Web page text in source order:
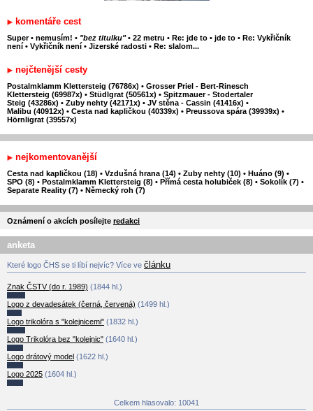
komentáře cest
Super • nemusím! • "bez titulku" • 22 metru • Re: jde to • jde to • Re: Vykřičník
není • Vykřičník není • Jizerské radosti • Re: slalom...
nejčtenější cesty
Postalmklamm Klettersteig (76786x) • Grosser Priel - Bert-Rinesch
Klettersteig (69987x) • Stüdlgrat (50561x) • Spitzmauer - Stodertaler
Steig (43286x) • Zuby nehty (42171x) • JV stěna - Cassin (41416x) •
Malibu (40912x) • Cesta nad kapličkou (40339x) • Preussova spára (39939x) •
Hörnligrat (39557x)
nejkomentovanější
Cesta nad kapličkou (18) • Vzdušná hrana (14) • Zuby nehty (10) • Huáno (9) •
SPO (8) • Postalmklamm Klettersteig (8) • Přímá cesta holubiček (8) • Sokolík (7) •
Separate Reality (7) • Německý roh (7)
Oznámení o akcích posílejte redakci
anketa
Které logo ČHS se ti líbí nejvíc? Více ve článku
Znak ČSTV (do r. 1989) (1844 hl.)
Logo z devadesátek (černá, červená) (1499 hl.)
Logo trikolóra s "kolejnicemi" (1832 hl.)
Logo Trikolóra bez "kolejnic" (1640 hl.)
Logo drátový model (1622 hl.)
Logo 2025 (1604 hl.)
Celkem hlasovalo: 10041